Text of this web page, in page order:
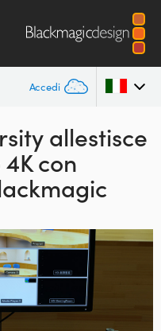
Accedi
allestisce
4Kcon